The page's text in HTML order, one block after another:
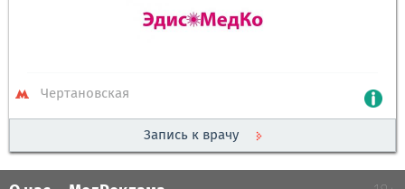
Чертановская
Запись к врачу